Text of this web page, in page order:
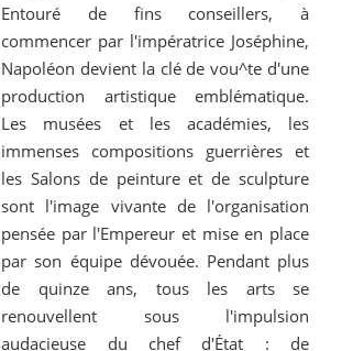
Entouré de fins conseillers, à
commencer par l'impératrice Joséphine,
Napoléon devient la clé de vou^te d'une
production artistique emblématique.
Les musées et les académies, les
immenses compositions guerrières et
les Salons de peinture et de sculpture
sont l'image vivante de l'organisation
pensée par l'Empereur et mise en place
par son équipe dévouée. Pendant plus
de quinze ans, tous les arts se
renouvellent sous l'impulsion
audacieuse du chef d'État : de